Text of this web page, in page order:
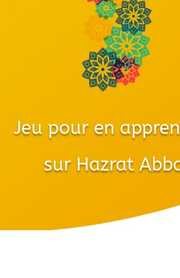
Jeu pour en
sur Hazrat